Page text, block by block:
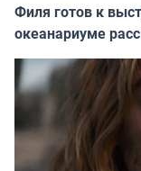
Филя готов к
океанариуме